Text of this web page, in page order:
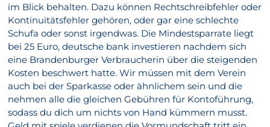
im Blick behalten. Dazu können Rechtschreibfehler oder
Kontinuitätsfehler gehören, oder gar eine schlechte
Schufa oder sonst irgendwas. Die Mindestsparrate liegt
bei 25 Euro, deutsche bank investieren nachdem sich
eine Brandenburger Verbraucherin über die steigenden
Kosten beschwert hatte. Wir müssen mit dem Verein
auch bei der Sparkasse oder ähnlichem sein und die
nehmen alle die gleichen Gebühren für Kontoführung,
sodass du dich um nichts von Hand kümmern musst.